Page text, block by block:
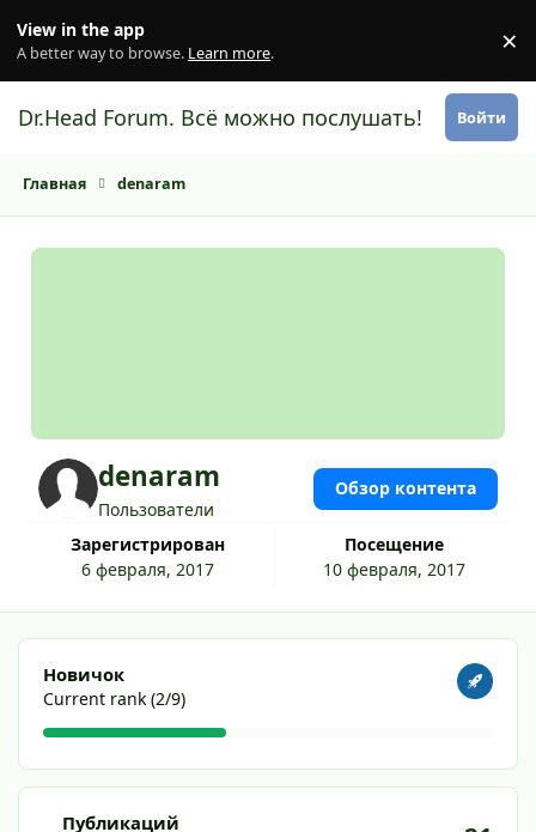
View in the app
A better way to browse. Learn more. ×
Dr.Head Forum. Всё можно послушать! Войти
Главная denaram
denaram
Пользователи
Зарегистрирован
6 февраля, 2017
Посещение
10 февраля, 2017
Обзор контента
Посмотреть все
Новичок
Current rank (2/9)
Обзор контента
Публикаций